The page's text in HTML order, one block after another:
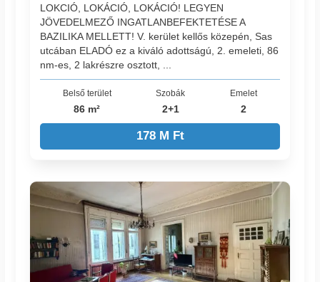
LOKCIÓ, LOKÁCIÓ, LOKÁCIÓ! LEGYEN
JÖVEDELMEZŐ INGATLANBEFEKTETÉSE A
BAZILIKA MELLETT! V. kerület kellős közepén, Sas
utcában ELADÓ ez a kiváló adottságú, 2. emeleti, 86
nm-es, 2 lakrészre osztott, ...
Belső terület
86 m²
Szobák
2+1
Emelet
2
178 M Ft